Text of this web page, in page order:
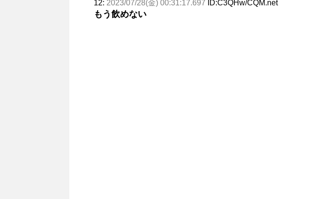
12: 2023/07/28(金) 00:31:17.697 ID:C3QHw/CQM.net
もう飲めない